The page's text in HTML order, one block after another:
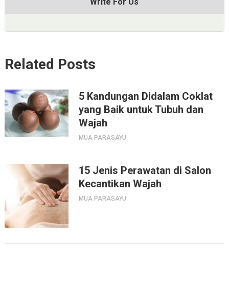
Related Posts
5 Kandungan Didalam Coklat
yang Baik untuk Tubuh dan
Wajah
MUA PARASAYU
15 Jenis Perawatan di Salon
Kecantikan Wajah
MUA PARASAYU